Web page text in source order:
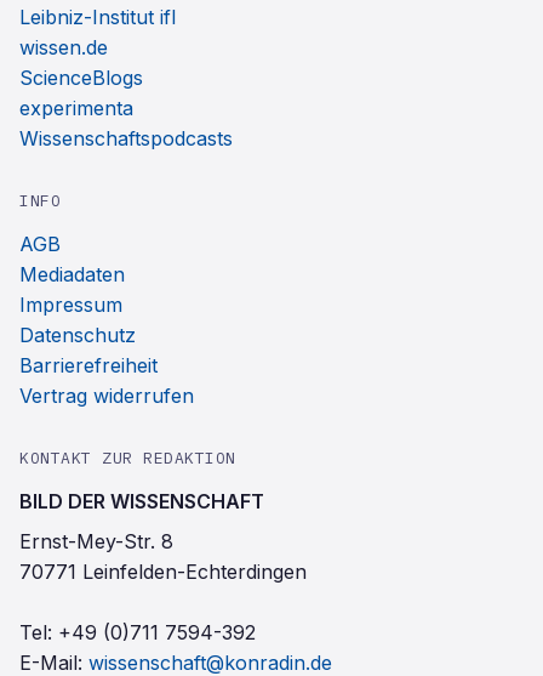
Leibniz-Institut ifl
wissen.de
ScienceBlogs
experimenta
Wissenschaftspodcasts
INFO
AGB
Mediadaten
Impressum
Datenschutz
Barrierefreiheit
Vertrag widerrufen
KONTAKT ZUR REDAKTION
BILD DER WISSENSCHAFT
Ernst-Mey-Str. 8
70771 Leinfelden-Echterdingen
Tel: +49 (0)711 7594-392
E-Mail: wissenschaft@konradin.de